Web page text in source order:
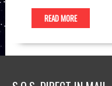
READ MORE